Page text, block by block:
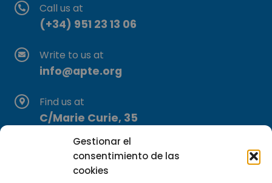
Gestionar el
consentimiento de las
cookies
Call us at
(+34) 951 23 13 06
Write to us at
info@apte.org
Find us at
C/Marie Curie, 35
29590 Campanillas, Málaga